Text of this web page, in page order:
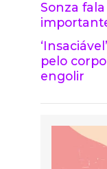
Sonza
pelo
engolir